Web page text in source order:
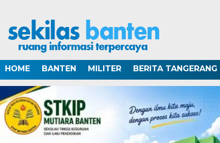
HOME BANTEN MILITER BERITA TANGERANG